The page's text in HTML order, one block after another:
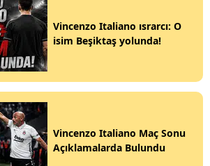
Vincenzo Italiano ısrarcı: O
isim Beşiktaş yolunda!
Vincenzo Italiano Maç Sonu
Açıklamalarda Bulundu